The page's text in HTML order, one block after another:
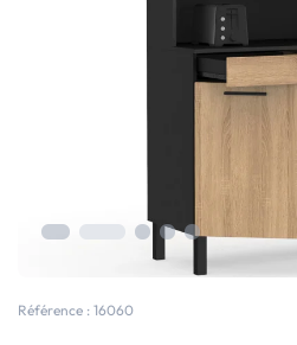
Référence : 16060